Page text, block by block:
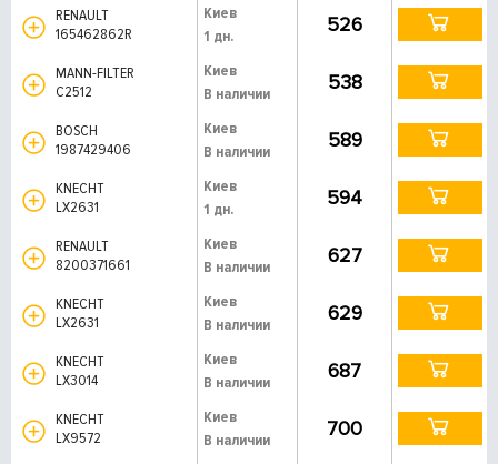
RENAULT
165462862R
Киев
1 дн.
526
MANN-FILTER
C2512
Киев
В наличии
538
BOSCH
1987429406
Киев
В наличии
589
KNECHT
LX2631
Киев
1 дн.
594
RENAULT
8200371661
Киев
В наличии
627
KNECHT
LX2631
Киев
В наличии
629
KNECHT
LX3014
Киев
В наличии
687
KNECHT
LX9572
Киев
В наличии
700